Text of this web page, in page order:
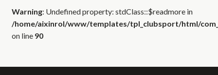
Warning: Undefined property: stdClass::$readmore in
/home/aixinrol/www/templates/tpl_clubsport/html/
on line 90